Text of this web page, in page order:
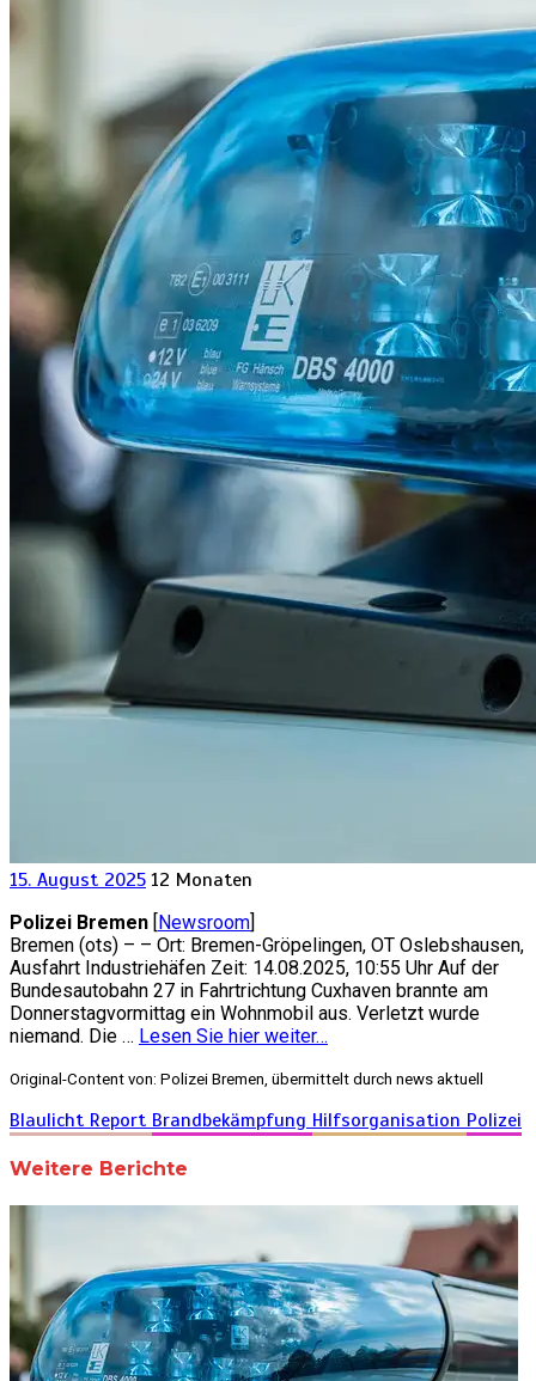
15. August 2025 12 Monaten
Polizei Bremen [Newsroom]
Bremen (ots) – – Ort: Bremen-Gröpelingen, OT Oslebshausen,
Ausfahrt Industriehäfen Zeit: 14.08.2025, 10:55 Uhr Auf der
Bundesautobahn 27 in Fahrtrichtung Cuxhaven brannte am
Donnerstagvormittag ein Wohnmobil aus. Verletzt wurde
niemand. Die … Lesen Sie hier weiter…
Original-Content von: Polizei Bremen, übermittelt durch news aktuell
Blaulicht Report Brandbekämpfung Hilfsorganisation Polizei
Weitere Berichte